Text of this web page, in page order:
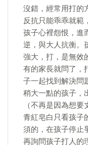
沒錯，經常用打的
反抗只能乖乖就範
孩子心裡怨恨，進
逆，與大人抗衡。
強大，打，是無效
有的家長就問了，
子一起找到解決問
稍大一點的孩子，
（不再是因為想
青紅皂白只看孩子
須的，在孩子停止
再詢問孩子打人的